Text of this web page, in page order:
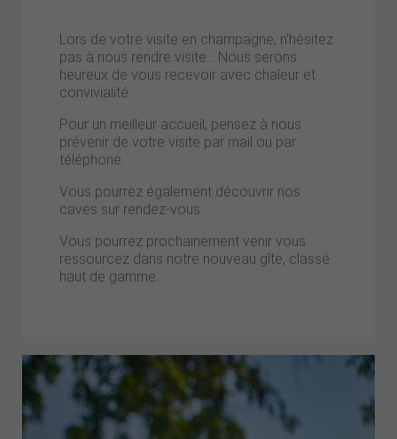
Lors de votre visite en champagne, n’hésitez
pas à nous rendre visite… Nous serons
heureux de vous recevoir avec chaleur et
convivialité.
Pour un meilleur accueil, pensez à nous
prévenir de votre visite par mail ou par
téléphone.
Vous pourrez également découvrir nos
caves sur rendez-vous.
Vous pourrez prochainement venir vous
ressourcez dans notre nouveau gîte, classé
haut de gamme.